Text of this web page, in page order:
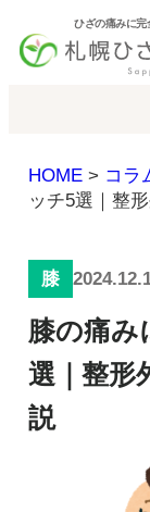
ひざの痛みに完
初
メ
再
HOME> コラ
ッチ5選｜整
膝
膝の痛み
選｜整形
説